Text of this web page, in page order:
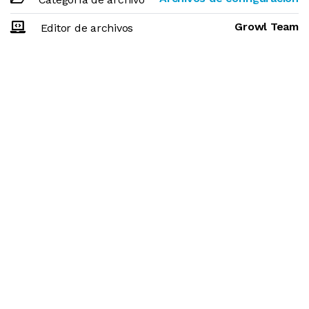
Editor de archivos Growl Team